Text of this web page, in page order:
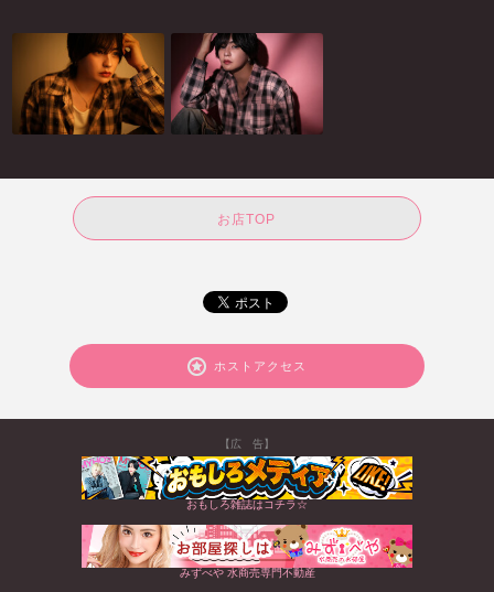
お店TOP
ホストアクセス
【広 告】
おもしろ雑誌はコチラ☆
みずべや 水商売専門不動産